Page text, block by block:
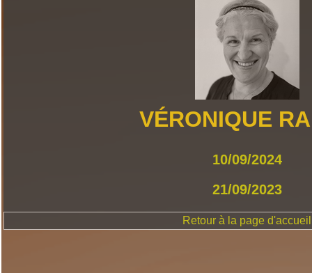
VÉRONIQUE
10/09/2024
21/09/2023
Retour à la page d'accueil